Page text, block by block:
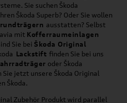
Sie suchen Škoda
Škoda Superb? Oder Sie wollen
ausstatten? Selbst
mit Kofferraumeinlagen
Sie bei Škoda Original
Lackstift finden Sie bei uns
oder Škoda
Sie jetzt unsere Škoda Original
Škoda.
Zubehör Produkt wird parallel